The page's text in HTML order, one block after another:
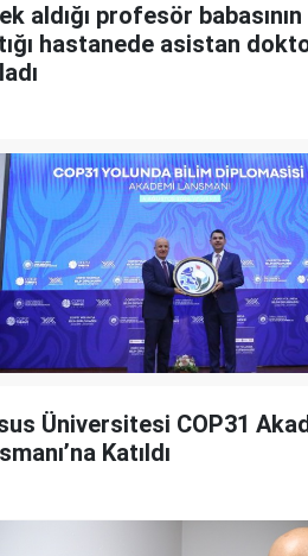
aldığı profesör
hastanede asistan
Üniversitesi COP31
Katıldı